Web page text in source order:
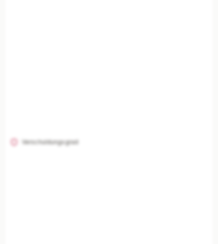
Verschuldungsgrad